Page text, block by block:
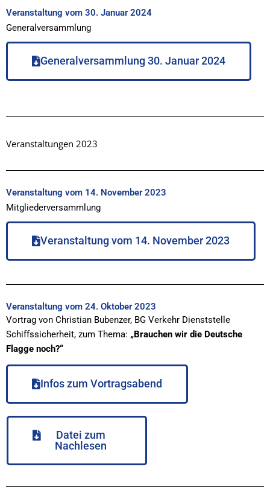
Veranstaltung vom 30. Januar 2024
Generalversammlung
Generalversammlung 30. Januar 2024
Veranstaltungen 2023
Veranstaltung vom 14. November 2023
Mitgliederversammlung
Veranstaltung vom 14. November 2023
Veranstaltung vom 24. Oktober 2023
Vortrag von Christian Bubenzer, BG Verkehr Dienststelle
Schiffssicherheit, zum Thema: „Brauchen wir die Deutsche
Flagge noch?“
Infos zum Vortragsabend
Datei zum
Nachlesen